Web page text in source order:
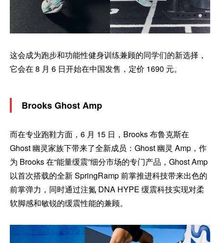
这会成为跑步和功能性健身训练兼顾的同学们的新选择，
它会在 8 月 6 日开始在中国发售，定价 1690 元。
Brooks Ghost Amp
而在专业跑鞋方面，6 月 15 日，Brooks 布鲁克斯在
Ghost 幽灵家族下带来了全新成员：Ghost 幽灵 Amp，作
为 Brooks 在“能量缓震”细分市场的专门产品，Ghost Amp
以首次搭载的全新 SpringRamp 前掌推进科技带来出色的
前掌弹力，同时通过注氮 DNA HYPE 缓震科技实现对柔
软脚感和敏锐的缓震性能的兼顾。